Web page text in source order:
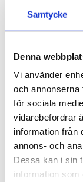
Samtycke
Denna
Vi använder
och annonserna
för sociala
vidarebefordrar
information från
annons- och
Dessa kan i sin
information som
STÄLL EN
Omdömen